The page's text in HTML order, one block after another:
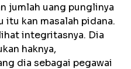
jumlah uang punglinya
itu kan masalah pidana.
integritasnya. Dia
haknya,
dia sebagai pegawai